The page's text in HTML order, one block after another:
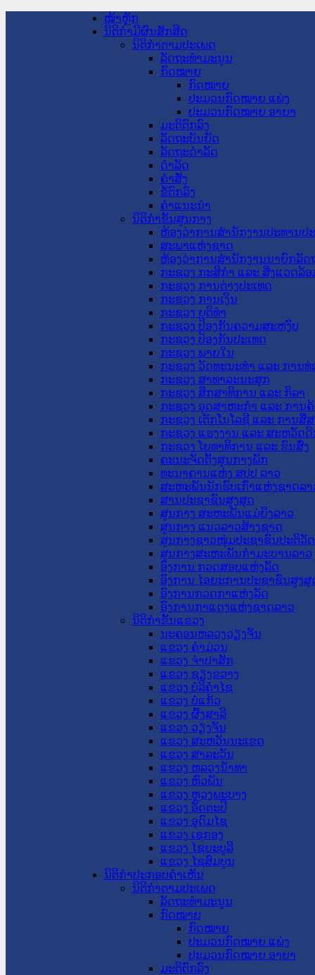
ໜ້າຫຼັກ
ນິຕິກໍາມີຜົນສັກສິດ
ນິຕິກໍາຕາມປະເພດ
ລັດຖະທໍາມະນູນ
ກົດໝາຍ
ກົດໝາຍ
ປະມວນກົດໝາຍ ແພ່ງ
ປະມວນກົດໝາຍ ອາຍາ
ມະຕິຕົກລົງ
ລັດຖະບັນຍັດ
ລັດຖະດໍາລັດ
ດໍາລັດ
ຄໍາສັ່ງ
ຂໍ້ຕົກລົງ
ຄໍາແນະນໍາ
ນິຕິກໍາຂັ້ນສູນກາງ
ຫ້ອງວ່າການສໍານັກງານປະທານປ
ສະພາແຫ່ງຊາດ
ຫ້ອງວ່າການສຳນັກງານນາຍົກລັດ
ກະຊວງ ກະສິກຳ ແລະ ສິ່ງແວດລ້ອ
ກະຊວງ ການຕ່າງປະເທດ
ກະຊວງ ການເງິນ
ກະຊວງ ຍຸຕິທໍາ
ກະຊວງ ປ້ອງກັນຄວາມສະຫງົບ
ກະຊວງ ປ້ອງກັນປະເທດ
ກະຊວງ ພາຍໃນ
ກະຊວງ ວັດທະນະທຳ ແລະ ການທ່
ກະຊວງ ສາທາລະນະສຸກ
ກະຊວງ ສຶກສາທິການ ແລະ ກິລາ
ກະຊວງ ອຸດສາຫະກຳ ແລະ ການຄ້
ກະຊວງ ເຕັກໂນໂລຊີ ແລະ ການສື່
ກະຊວງ ແຮງງານ ແລະ ສະຫວັດ
ກະຊວງ ໂຍທາທິການ ແລະ ຂົນສົ່ງ
ຄະນະຈັດຕັ້ງສູນກາງພັກ
ທະນາຄານແຫ່ງ ສປປ ລາວ
ສະຫະພັນນັກຮົບເກົ່າແຫ່ງຊາດລາ
ສານປະຊາຊົນສູງສຸດ
ສູນກາງ ສະຫະພັນແມ່ຍິງລາວ
ສູນກາງ ແນວລາວສ້າງຊາດ
ສູນກາງຊາວໜຸ່ມປະຊາຊົນປະຕິວັ
ສູນກາງສະຫະພັນກຳມະບານລາວ
ອົງການ ກວດສອບແຫ່ງລັດ
ອົງການ ໄອຍະການປະຊາຊົນສູງສຸ
ອົງການກວດກາແຫ່ງລັດ
ອົງການກາແດງແຫ່ງຊາດລາວ
ນິຕິກໍາຂັ້ນແຂວງ
ນະ​ຄອນ​ຫລວງວຽງຈັນ
ແຂວງ ຄໍາມ່ວນ
ແຂວງ ຈໍາປາສັກ
ແຂວງ ຊຽງຂວາງ
ແຂວງ ບໍລິຄໍາໄຊ
ແຂວງ ບໍ່ແກ້ວ
ແຂວງ ຜົ້ງສາລີ
ແຂວງ ວຽງຈັນ
ແຂວງ ສະຫວັນນະເຂດ
ແຂວງ ສາລະວັນ
ແຂວງ ຫລວງນໍ້າທາ
ແຂວງ ຫົວພັນ
ແຂວງ ຫຼວງພະບາງ
ແຂວງ ອັດຕະປື
ແຂວງ ອຸດົມໄຊ
ແຂວງ ເຊກອງ
ແຂວງ ໄຊຍະບູລີ
ແຂວງ ໄຊສົມບູນ
ນິຕິກໍາປະກອບຄໍາເຫັນ
ນິຕິກໍາຕາມປະເພດ
ລັດຖະທໍາມະນູນ
ກົດໝາຍ
ກົດໝາຍ
ປະມວນກົດໝາຍ ແພ່ງ
ປະມວນກົດໝາຍ ອາຍາ
ມະຕິຕົກລົງ